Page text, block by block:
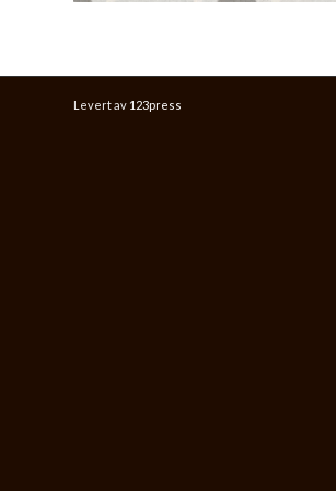
Levert av 123press